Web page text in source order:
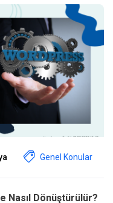
Genel Konular
Nasıl Dönüştürülür?